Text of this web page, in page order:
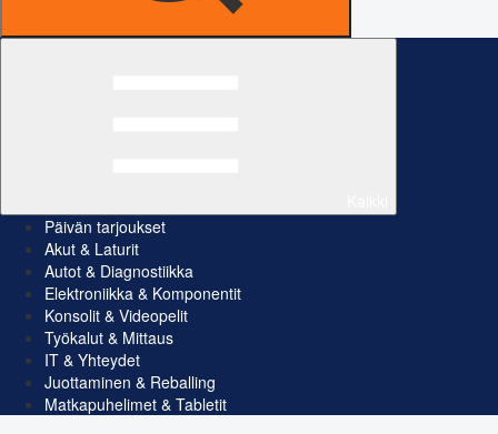
Päivän tarjoukset
Akut & Laturit
Autot & Diagnostiikka
Elektroniikka & Komponentit
Konsolit & Videopelit
Työkalut & Mittaus
IT & Yhteydet
Juottaminen & Reballing
Matkapuhelimet & Tabletit